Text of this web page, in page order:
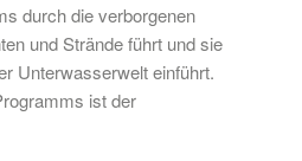
durch die verborgenen
und Strände führt und sie
Unterwasserwelt einführt.
ist der